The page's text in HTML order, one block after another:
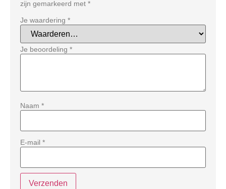
zijn gemarkeerd met *
Je waardering *
Je beoordeling *
Naam *
E-mail *